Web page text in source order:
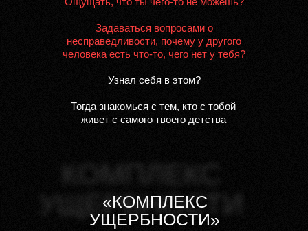
Задаваться вопросами о
несправедливости, почему у другого
человека есть что-то, чего нет у тебя?
Узнал себя в этом?
Тогда знакомься с тем, кто с тобой
живет с самого твоего детства
КОМПЛЕКС
УЩЕРБНОСТИ
«КОМПЛЕКС
УЩЕРБНОСТИ»